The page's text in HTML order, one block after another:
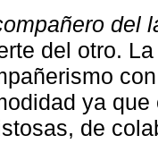
del
del otro.
ya
de